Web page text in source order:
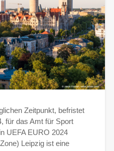
Zeitpunkt, befristet
für das Amt für Sport
UEFA EURO 2024
Leipzig ist eine